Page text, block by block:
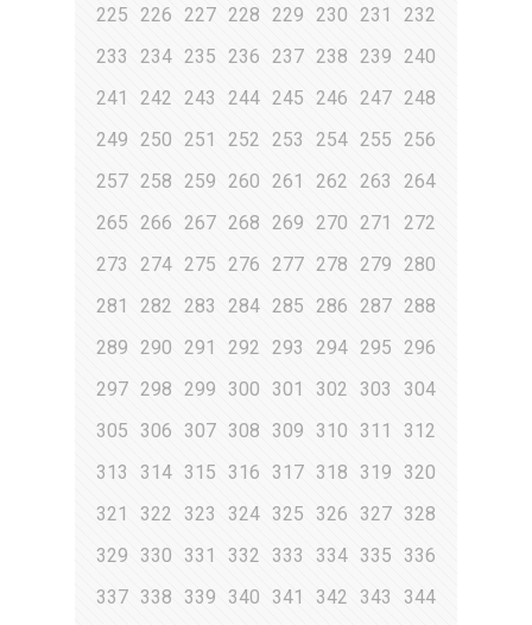
225
226 227 228 229 230 231
232
233
234 235 236 237 238 239
240
241
242 243 244 245 246 247 248
249
250 251 252 253 254 255
256
257 258 259 260 261 262 263
264
265
266 267 268 269 270 271
272
273
274 275 276 277 278 279
280
281
282 283 284 285 286 287 288
289
290 291 292 293 294 295
296
297 298 299 300 301 302 303
304
305
306 307 308 309 310 311
312
313
314 315 316 317 318 319
320
321
322 323 324 325 326 327 328
329
330 331 332 333 334 335
336
337 338 339 340 341 342 343
344